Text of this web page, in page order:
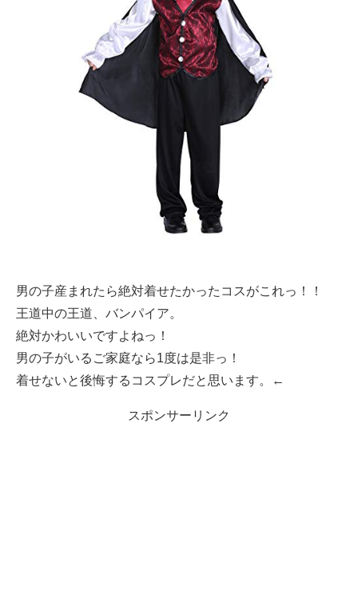
男の子産まれたら絶対着せたかったコスがこれっ！！
王道中の王道、バンパイア。
絶対かわいいですよねっ！
男の子がいるご家庭なら1度は是非っ！
着せないと後悔するコスプレだと思います。←
スポンサーリンク